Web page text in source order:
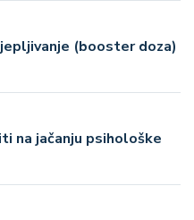
(booster doza)
na jačanju psihološke